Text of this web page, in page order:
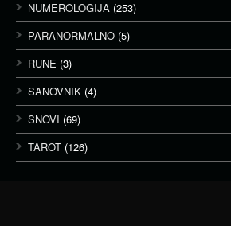
NUMEROLOGIJA (253)
PARANORMALNO (5)
RUNE (3)
SANOVNIK (4)
SNOVI (69)
TAROT (126)